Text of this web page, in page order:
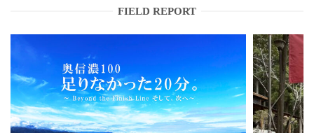
FIELD REPORT